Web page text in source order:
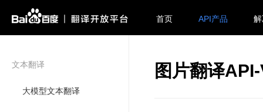
首页 API产品
文本翻译
大模型文本翻译
图片翻译